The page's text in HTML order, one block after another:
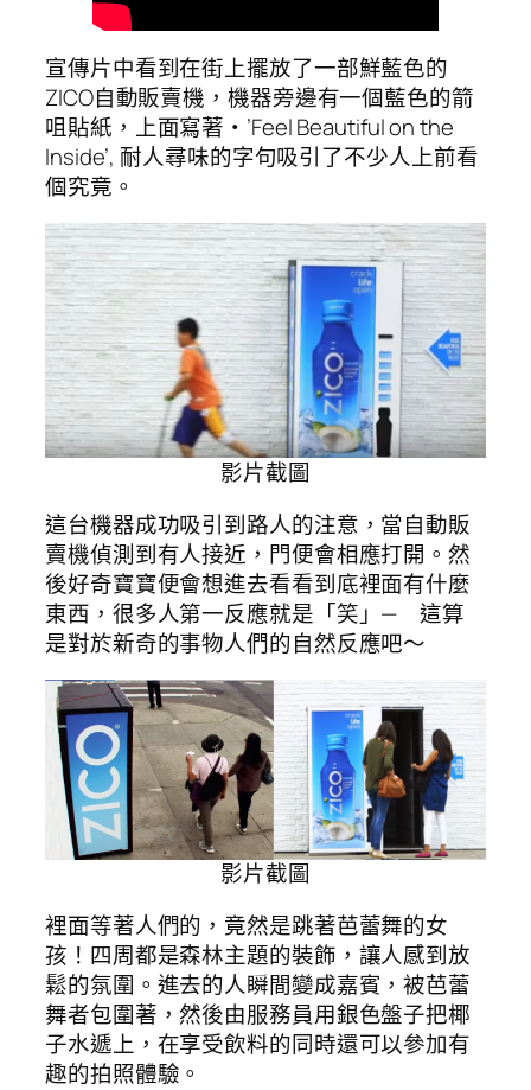
宣傳片中看到在街上擺放了一部鮮藍色的
ZICO自動販賣機，機器旁邊有一個藍色的箭
咀貼紙，上面寫著‧’Feel Beautiful on the
Inside’, 耐人尋味的字句吸引了不少人上前看
個究竟。
影片截圖
這台機器成功吸引到路人的注意，當自動販
賣機偵測到有人接近，門便會相應打開。然
後好奇寶寶便會想進去看看到底裡面有什麼
東西，很多人第一反應就是「笑」— 這算
是對於新奇的事物人們的自然反應吧～
影片截圖
裡面等著人們的，竟然是跳著芭蕾舞的女
孩！四周都是森林主題的裝飾，讓人感到放
鬆的氛圍。進去的人瞬間變成嘉賓，被芭蕾
舞者包圍著，然後由服務員用銀色盤子把椰
子水遞上，在享受飲料的同時還可以參加有
趣的拍照體驗。